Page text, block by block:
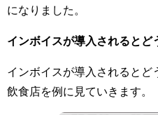
になりました。
インボイスが導入されるとど
インボイスが導入されると
飲食店を例に見ていきます。